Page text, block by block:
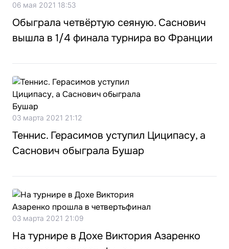
06 мая 2021 18:53
Обыграла четвёртую сеяную. Саснович
вышла в 1/4 финала турнира во Франции
03 марта 2021 21:12
Теннис. Герасимов уступил Циципасу, а
Саснович обыграла Бушар
03 марта 2021 21:09
На турнире в Дохе Виктория Азаренко